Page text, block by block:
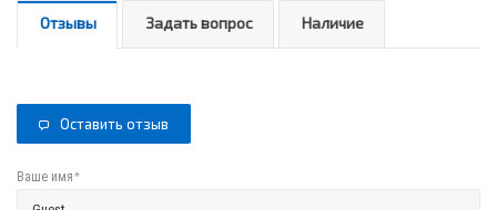
Отзывы Задать вопрос Наличие
Оставить отзыв
Ваше имя*